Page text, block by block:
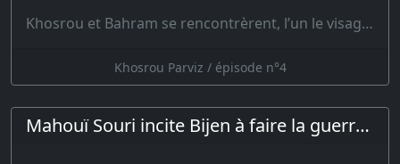
Khosrou et Bahram se rencontrèrent, l’un le visage ouvert et l’autre …
Khosrou Parviz / épisode n°4
Mahouï Souri incite Bijen à faire la guerre à Yezdegird ; le roi se réfugie dans un moulin